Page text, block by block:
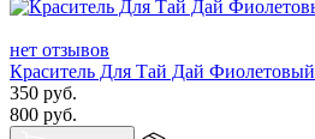
нет отзывов
Краситель Для Тай Дай Фиолетовый
350 руб.
800 руб.